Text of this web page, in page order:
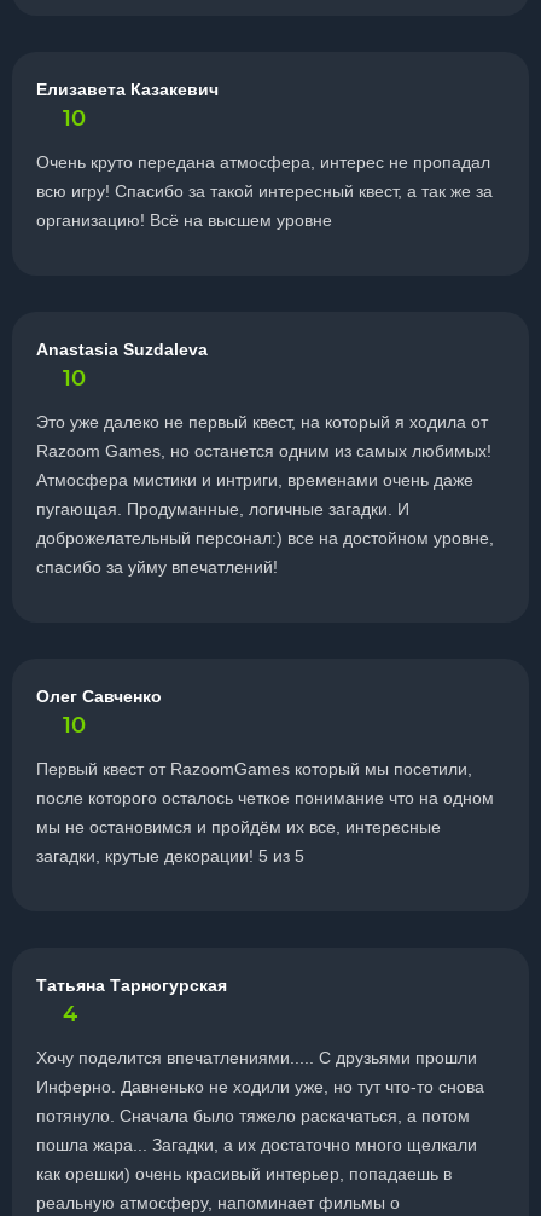
Елизавета Казакевич
10
Очень круто передана атмосфера, интерес не пропадал
всю игру! Спасибо за такой интересный квест, а так же за
организацию! Всё на высшем уровне
Anastasia Suzdaleva
10
Это уже далеко не первый квест, на который я ходила от
Razoom Games, но останется одним из самых любимых!
Атмосфера мистики и интриги, временами очень даже
пугающая. Продуманные, логичные загадки. И
доброжелательный персонал:) все на достойном уровне,
спасибо за уйму впечатлений!
Олег Савченко
10
Первый квест от RazoomGames который мы посетили,
после которого осталось четкое понимание что на одном
мы не остановимся и пройдём их все, интересные
загадки, крутые декорации! 5 из 5
Татьяна Тарногурская
4
Хочу поделится впечатлениями..... С друзьями прошли
Инферно. Давненько не ходили уже, но тут что-то снова
потянуло. Сначала было тяжело раскачаться, а потом
пошла жара... Загадки, а их достаточно много щелкали
как орешки) очень красивый интерьер, попадаешь в
реальную атмосферу, напоминает фильмы о